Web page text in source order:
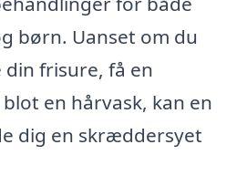
børn. Uanset om du
frisure, få en
en hårvask, kan en
dig en skræddersyet